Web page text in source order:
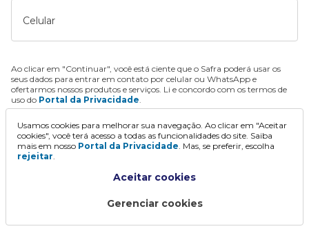
Celular
Ao clicar em "Continuar", você está ciente que o Safra poderá usar os
seus dados para entrar em contato por celular ou WhatsApp e
ofertarmos nossos produtos e serviços. Li e concordo com os termos de
uso do Portal da Privacidade.
Continuar
Usamos cookies para melhorar sua navegação. Ao clicar em "Aceitar
cookies", você terá acesso a todas as funcionalidades do site. Saiba
mais em nosso Portal da Privacidade. Mas, se preferir, escolha
rejeitar.
Aceitar cookies
Gerenciar cookies